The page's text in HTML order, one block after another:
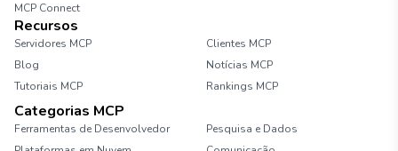
MCP Connect
Recursos
Servidores MCP
Clientes MCP
Blog
Notícias MCP
Tutoriais MCP
Rankings MCP
Categorias MCP
Ferramentas de Desenvolvedor
Pesquisa e Dados